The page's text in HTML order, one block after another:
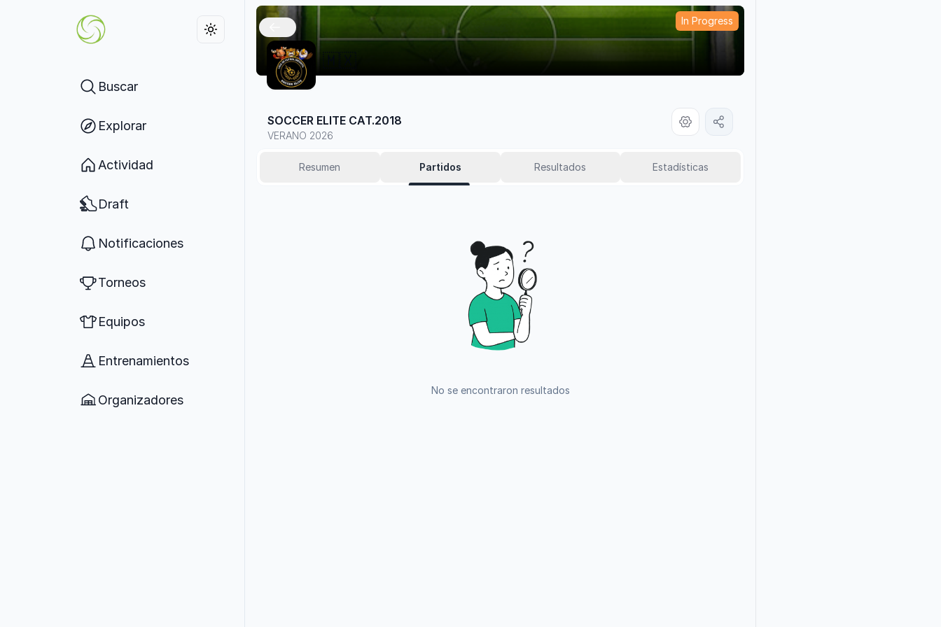
Buscar
Explorar
Actividad
Draft
Notificaciones
Torneos
Equipos
Entrenamientos
Organizadores
In Progress
SOCCER ELITE CAT.2018
VERANO 2026
Resumen Partidos Resultados Estadísticas
No se encontraron resultados